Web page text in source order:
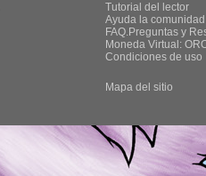
Tutorial del lector
Ayuda la
FAQ.Preguntas y
Moneda Virtual:
Condiciones de uso
Mapa del sitio